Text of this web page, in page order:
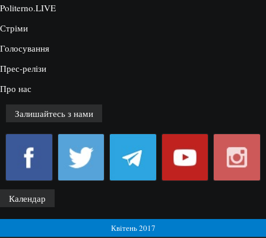
Politerno.LIVE
Стріми
Голосування
Прес-релізи
Про нас
Залишайтесь з нами
Календар
Квітень 2017